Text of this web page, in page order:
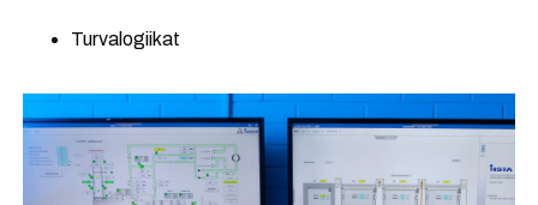
Turvalogiikat